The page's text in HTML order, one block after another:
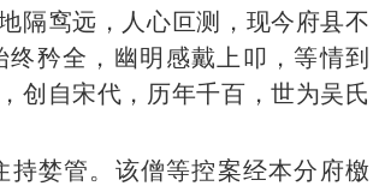
隔窎远，人心叵测，现今府县不
矜全，幽明感戴上叩，等情到
创自宋代，历年千百，世为吴氏
婪管。该僧等控案经本分府檄